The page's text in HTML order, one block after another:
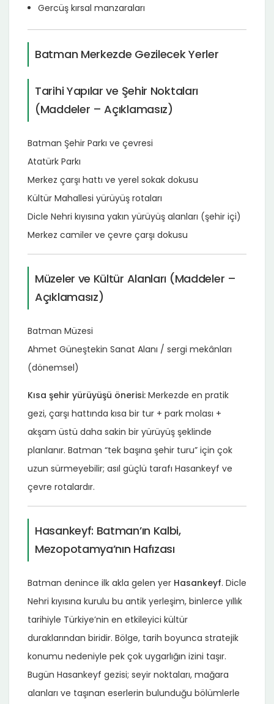
Gercüş kırsal manzaraları
Batman Merkezde Gezilecek Yerler
Tarihi Yapılar ve Şehir Noktaları
(Maddeler – Açıklamasız)
Batman Şehir Parkı ve çevresi
Atatürk Parkı
Merkez çarşı hattı ve yerel sokak dokusu
Kültür Mahallesi yürüyüş rotaları
Dicle Nehri kıyısına yakın yürüyüş alanları (şehir içi)
Merkez camiler ve çevre çarşı dokusu
Müzeler ve Kültür Alanları (Maddeler –
Açıklamasız)
Batman Müzesi
Ahmet Güneştekin Sanat Alanı / sergi mekânları
(dönemsel)
Kısa şehir yürüyüşü önerisi: Merkezde en pratik
gezi, çarşı hattında kısa bir tur + park molası +
akşam üstü daha sakin bir yürüyüş şeklinde
planlanır. Batman “tek başına şehir turu” için çok
uzun sürmeyebilir; asıl güçlü tarafı Hasankeyf ve
çevre rotalardır.
Hasankeyf: Batman’ın Kalbi,
Mezopotamya’nın Hafızası
Batman denince ilk akla gelen yer Hasankeyf. Dicle
Nehri kıyısına kurulu bu antik yerleşim, binlerce yıllık
tarihiyle Türkiye’nin en etkileyici kültür
duraklarından biridir. Bölge, tarih boyunca stratejik
konumu nedeniyle pek çok uygarlığın izini taşır.
Bugün Hasankeyf gezisi; seyir noktaları, mağara
alanları ve taşınan eserlerin bulunduğu bölümlerle